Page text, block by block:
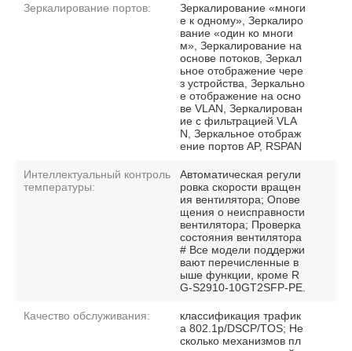
Зеркалирование портов:
Зеркалирование «многи
е к одному», Зеркалиро
вание «один ко многи
м», Зеркалирование на
основе потоков, Зеркал
ьное отображение чере
з устройства, Зеркально
е отображение на осно
ве VLAN, Зеркалирован
ие с фильтрацией VLA
N, Зеркальное отображ
ение портов AP, RSPAN
Интеллектуальный контроль
температуры:
Автоматическая регули
ровка скорости вращен
ия вентилятора; Опове
щения о неисправности
вентилятора; Проверка
состояния вентилятора
# Все модели поддержи
вают перечисленные в
ыше функции, кроме R
G-S2910-10GT2SFP-PE.
Качество обслуживания:
классификация трафик
а 802.1p/DSCP/TOS; Не
сколько механизмов пл